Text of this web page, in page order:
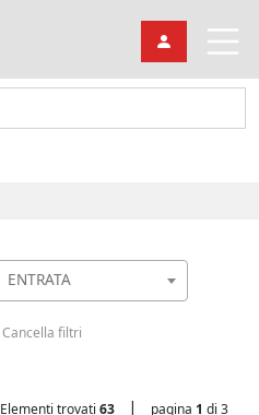
ENTRATA
Cancella filtri
Elementi trovati 63 | pagina 1 di 3